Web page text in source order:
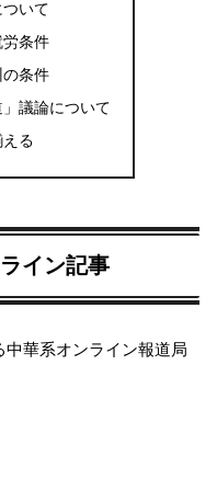
いて
条件
条件
議論について
る
イン記事
華系オンライン報道局